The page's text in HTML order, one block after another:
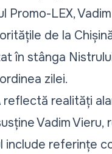
LEX,
de la
în stânga
zilei.
realități
Vadim
include referințe